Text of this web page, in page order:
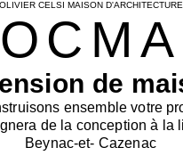
OLIVIER CELSI MAISON D'ARCHITECTURE
OCMA
de
ensemble votre
de la conception à
Beynac-et- Cazenac